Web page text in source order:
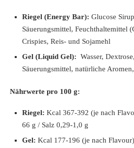
Riegel (Energy Bar): Glucose
Säuerungsmittel, Feuchthaltemittel
Crispies, Reis- und Sojamehl
Gel (Liquid Gel): Wasser,
Säuerungsmittel, natürliche
Nährwerte pro 100 g:
Riegel: Kcal 367-392 (je nach
66 g / Salz 0,29-1,0 g
Gel: Kcal 177-196 (je nach